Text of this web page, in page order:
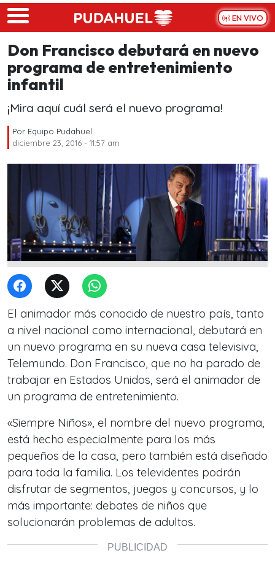
Skip to main content
EN VIVO
Don Francisco debutará en nuevo
programa de entretenimiento
infantil
¡Mira aquí cuál será el nuevo programa!
Por Equipo Pudahuel
diciembre 23, 2016 - 11:57 am
El animador más conocido de nuestro país, tanto
a nivel nacional como internacional, debutará en
un nuevo programa en su nueva casa televisiva,
Telemundo. Don Francisco, que no ha parado de
trabajar en Estados Unidos, será el animador de
un programa de entretenimiento.
«Siempre Niños», el nombre del nuevo programa,
está hecho especialmente para los más
pequeños de la casa, pero también está diseñado
para toda la familia. Los televidentes podrán
disfrutar de segmentos, juegos y concursos, y lo
más importante: debates de niños que
solucionarán problemas de adultos.